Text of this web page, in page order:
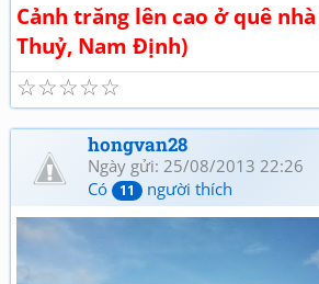
Cảnh trăng lên cao ở quê
Thuỷ, Nam Định)
☆
☆
☆
☆
☆
hongvan28
Ngày gửi: 25/08/2013 22:26
Có
11 người thích